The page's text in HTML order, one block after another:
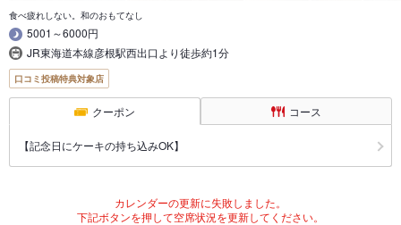
食べ疲れしない。和のおもてなし
5001～6000円
JR東海道本線彦根駅西出口より徒歩約1分
口コミ投稿特典対象店
クーポン コース
【記念日にケーキの持ち込みOK】
カレンダーの更新に失敗しました。
下記ボタンを押して空席状況を更新してください。